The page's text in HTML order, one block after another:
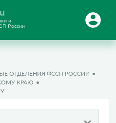
и
России
ОТДЕЛЕНИЯ ФССП РОССИИ
КРАЮ